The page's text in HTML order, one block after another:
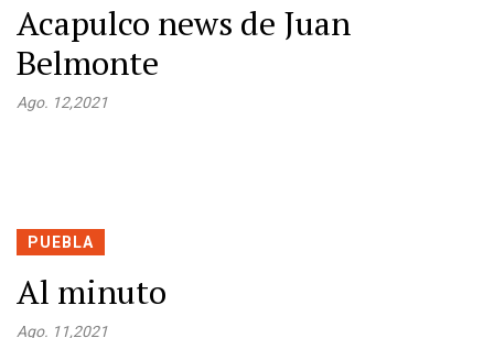
Acapulco news de Juan
Belmonte
Ago. 12,2021
PUEBLA
Al minuto
Ago. 11,2021